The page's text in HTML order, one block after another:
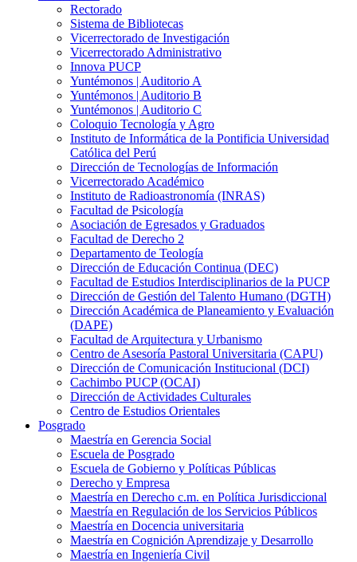
Rectorado
Sistema de Bibliotecas
Vicerrectorado de Investigación
Vicerrectorado Administrativo
Innova PUCP
Yuntémonos | Auditorio A
Yuntémonos | Auditorio B
Yuntémonos | Auditorio C
Coloquio Tecnología y Agro
Instituto de Informática de la Pontificia Universidad
Católica del Perú
Dirección de Tecnologías de Información
Vicerrectorado Académico
Instituto de Radioastronomía (INRAS)
Facultad de Psicología
Asociación de Egresados y Graduados
Facultad de Derecho 2
Departamento de Teología
Dirección de Educación Continua (DEC)
Facultad de Estudios Interdisciplinarios de la PUCP
Dirección de Gestión del Talento Humano (DGTH)
Dirección Académica de Planeamiento y Evaluación
(DAPE)
Facultad de Arquitectura y Urbanismo
Centro de Asesoría Pastoral Universitaria (CAPU)
Dirección de Comunicación Institucional (DCI)
Cachimbo PUCP (OCAI)
Dirección de Actividades Culturales
Centro de Estudios Orientales
Posgrado
Maestría en Gerencia Social
Escuela de Posgrado
Escuela de Gobierno y Políticas Públicas
Derecho y Empresa
Maestría en Derecho c.m. en Política Jurisdiccional
Maestría en Regulación de los Servicios Públicos
Maestría en Docencia universitaria
Maestría en Cognición Aprendizaje y Desarrollo
Maestría en Ingeniería Civil